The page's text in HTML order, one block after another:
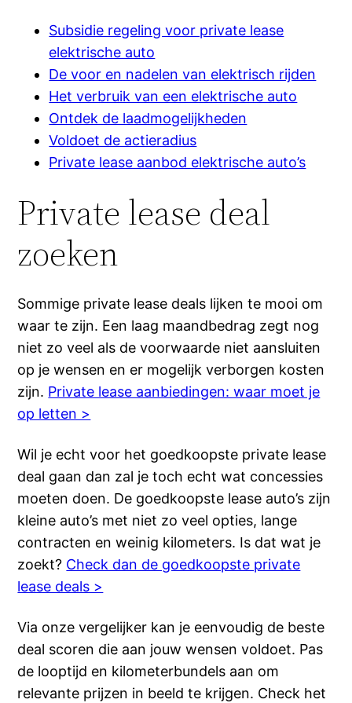
Subsidie regeling voor private lease
elektrische auto
De voor en nadelen van elektrisch rijden
Het verbruik van een elektrische auto
Ontdek de laadmogelijkheden
Voldoet de actieradius
Private lease aanbod elektrische auto’s
Private lease deal
zoeken
Sommige private lease deals lijken te mooi om
waar te zijn. Een laag maandbedrag zegt nog
niet zo veel als de voorwaarde niet aansluiten
op je wensen en er mogelijk verborgen kosten
zijn. Private lease aanbiedingen: waar moet je
op letten >
Wil je echt voor het goedkoopste private lease
deal gaan dan zal je toch echt wat concessies
moeten doen. De goedkoopste lease auto’s zijn
kleine auto’s met niet zo veel opties, lange
contracten en weinig kilometers. Is dat wat je
zoekt? Check dan de goedkoopste private
lease deals >
Via onze vergelijker kan je eenvoudig de beste
deal scoren die aan jouw wensen voldoet. Pas
de looptijd en kilometerbundels aan om
relevante prijzen in beeld te krijgen. Check het